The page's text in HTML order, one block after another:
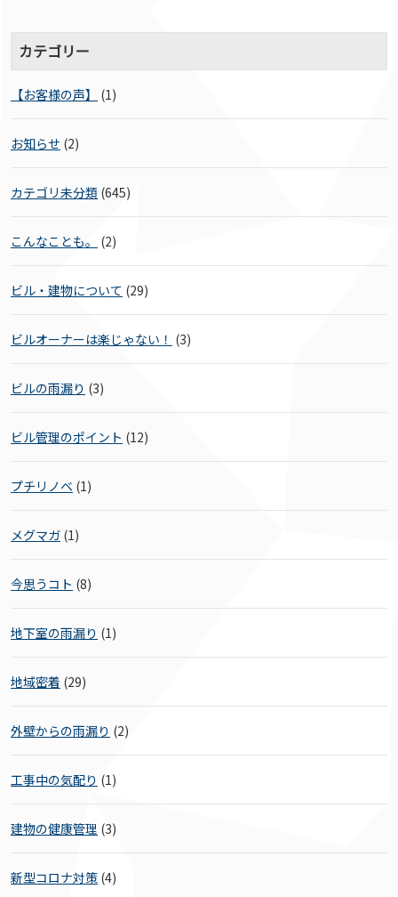
カテゴリー
【お客様の声】 (1)
お知らせ (2)
カテゴリ未分類 (645)
こんなことも。 (2)
ビル・建物について (29)
ビルオーナーは楽じゃない！ (3)
ビルの雨漏り (3)
ビル管理のポイント (12)
プチリノベ (1)
メグマガ (1)
今思うコト (8)
地下室の雨漏り (1)
地域密着 (29)
外壁からの雨漏り (2)
工事中の気配り (1)
建物の健康管理 (3)
新型コロナ対策 (4)